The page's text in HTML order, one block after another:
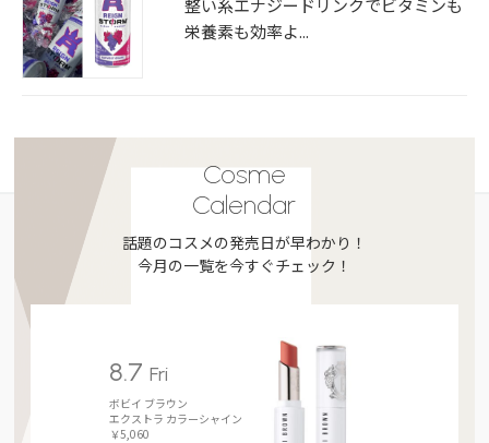
整い系エナジードリンクでビタミンも
栄養素も効率よ...
Cosme
Calendar
話題のコスメの発売日が早わかり！
今月の一覧を今すぐチェック！
8.7Fri
ボビイ ブラウン
エクストラ カラーシャイン
￥5,060